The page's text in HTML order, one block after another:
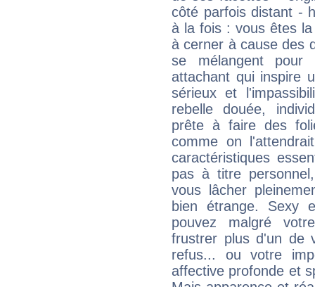
côté parfois distant -
à la fois : vous êtes
à cerner à cause des
se mélangent
attachant qui inspire
sérieux et
rebelle douée,
prête à faire des
comme on
caractéristiques
pas à titre
vous lâcher
bien étrange. Sexy
pouvez malgré
frustrer plus d'un de
refus... ou votre
affective profonde et